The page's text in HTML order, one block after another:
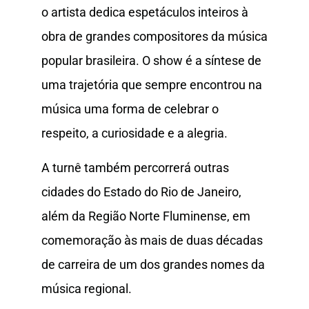
o artista dedica espetáculos inteiros à
obra de grandes compositores da música
popular brasileira. O show é a síntese de
uma trajetória que sempre encontrou na
música uma forma de celebrar o
respeito, a curiosidade e a alegria.
A turnê também percorrerá outras
cidades do Estado do Rio de Janeiro,
além da Região Norte Fluminense, em
comemoração às mais de duas décadas
de carreira de um dos grandes nomes da
música regional.